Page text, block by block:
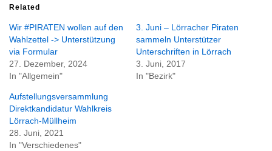
Related
Wir #PIRATEN wollen auf den
Wahlzettel -> Unterstützung
via Formular
27. Dezember, 2024
In "Allgemein"
3. Juni – Lörracher Piraten
sammeln Unterstützer
Unterschriften in Lörrach
3. Juni, 2017
In "Bezirk"
Aufstellungsversammlung
Direktkandidatur Wahlkreis
Lörrach-Müllheim
28. Juni, 2021
In "Verschiedenes"